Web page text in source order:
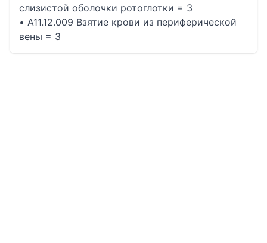
слизистой оболочки ротоглотки = 3
• A11.12.009 Взятие крови из периферической
вены = 3